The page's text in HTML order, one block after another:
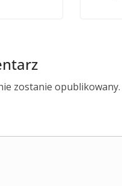
zostanie opublikowany.